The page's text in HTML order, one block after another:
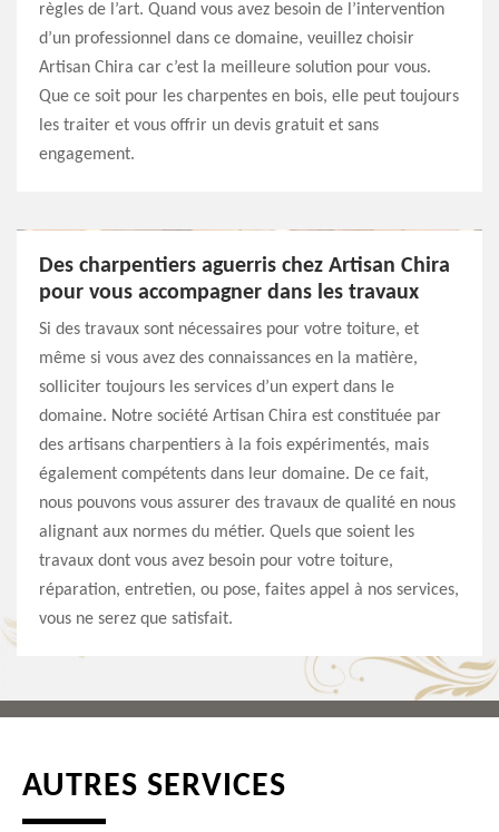
règles de l’art. Quand vous avez besoin de l’intervention
d’un professionnel dans ce domaine, veuillez choisir
Artisan Chira car c’est la meilleure solution pour vous.
Que ce soit pour les charpentes en bois, elle peut toujours
les traiter et vous offrir un devis gratuit et sans
engagement.
Des charpentiers aguerris chez Artisan Chira
pour vous accompagner dans les travaux
Si des travaux sont nécessaires pour votre toiture, et
même si vous avez des connaissances en la matière,
solliciter toujours les services d’un expert dans le
domaine. Notre société Artisan Chira est constituée par
des artisans charpentiers à la fois expérimentés, mais
également compétents dans leur domaine. De ce fait,
nous pouvons vous assurer des travaux de qualité en nous
alignant aux normes du métier. Quels que soient les
travaux dont vous avez besoin pour votre toiture,
réparation, entretien, ou pose, faites appel à nos services,
vous ne serez que satisfait.
AUTRES SERVICES